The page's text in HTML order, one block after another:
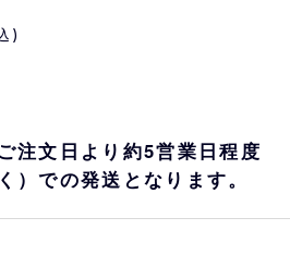
)
注文日より約5営業日程度
）での発送となります。